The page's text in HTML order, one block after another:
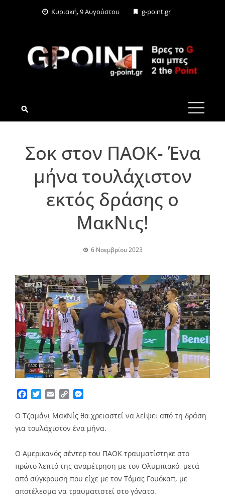
Κυριακή, 9 Αυγούστου g-point.gr
G-POINT.GR
Σοκ στον ΠΑΟΚ- Ένα
μήνα τουλάχιστον
εκτός δράσης ο
ΜακΝις!
6 Νοεμβρίου 2023
Facebook
TwitterEmailCopy
Ο Τζαμάνι ΜακΝίς θα χρειαστεί να λείψει από τη δράση
για τουλάχιστον ένα μήνα.
Ο Αμερικανός σέντερ του ΠΑΟΚ τραυματίστηκε στο
πρώτο λεπτό της αναμέτρηση με τον Ολυμπιακό, μετά
από σύγκρουση που είχε με τον Τόμας Γουόκαπ, με
αποτέλεσμα να τραυματιστεί στο γόνατο.